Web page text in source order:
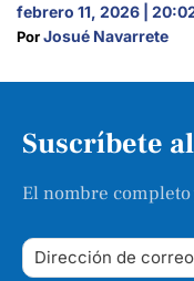
febrero 11, 2026 |
Por Josué Navarrete
Suscríbete
El nombre